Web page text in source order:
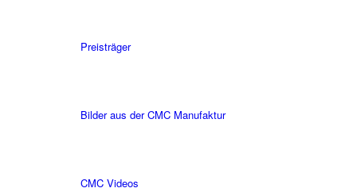
Preisträger
Bilder aus der CMC Manufaktur
CMC Videos